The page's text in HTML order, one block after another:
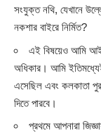
সংযুক্ত নথি, যেখানে
নকশার বাইরে নির্মিত?
এই বিষয়েও আমি
অধিকার। আমি
এসেছিল এবং কলকাতা
দিতে পারবে।
প্রথমে আপনারা